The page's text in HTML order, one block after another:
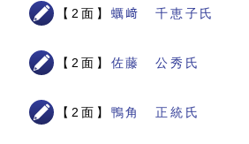
【2面】 蠣﨑 千恵子氏
【2面】 佐藤 公秀氏
【2面】 鴨角 正統氏